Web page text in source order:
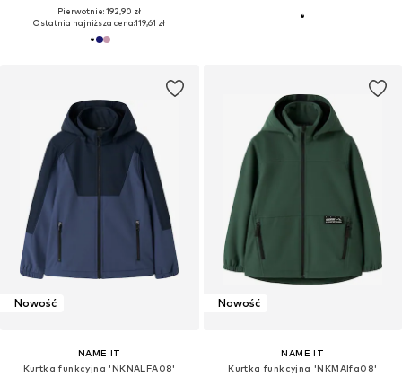
Pierwotnie: 192,90 zł
Ostatnia najniższa cena:119,61 zł
Nowość
NAME IT
Kurtka funkcyjna 'NKNALFA08'
Nowość
NAME IT
Kurtka funkcyjna 'NKMAlfa08'